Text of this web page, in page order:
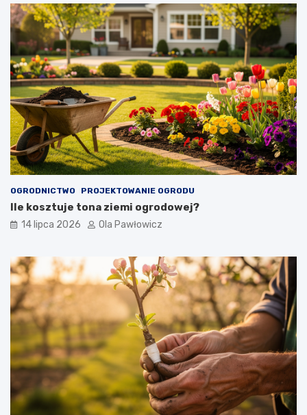
OGRODNICTWO PROJEKTOWANIE OGRODU
Ile kosztuje tona ziemi ogrodowej?
14 lipca 2026 Ola Pawłowicz